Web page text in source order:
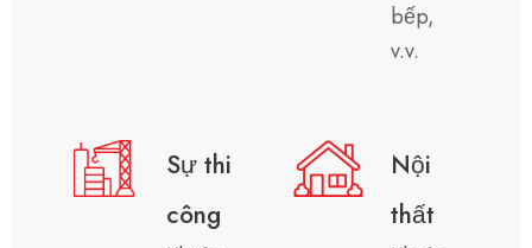
bếp,
v.v.
Sự thi
công
Nội
thất